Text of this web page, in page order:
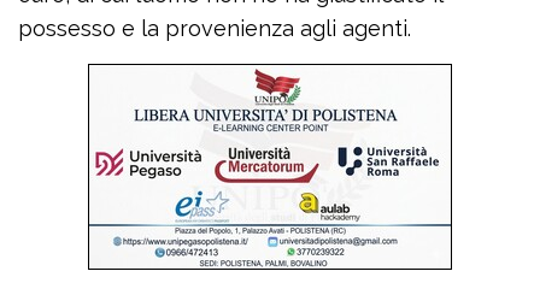
possesso e la provenienza agli agenti.